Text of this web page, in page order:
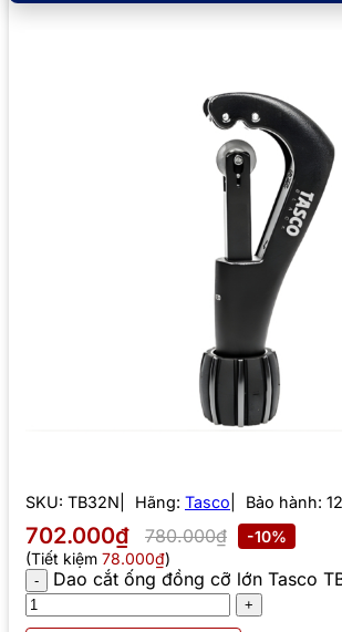
SKU: TB32N Hãng: Tasco Bảo hành:
702.000₫ 780.000₫
-10%
(Tiết kiệm 78.000₫)
Dao cắt ống đồng cỡ lớn Tasco